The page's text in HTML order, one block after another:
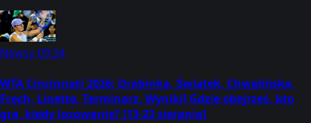
Newsy09:34
WTA Cincinnati 2026: Drabinka, Świątek, Chwalińska,
Fręch, Linette, Terminarz, Wyniki! Gdzie obejrzeć, kto
gra, kiedy losowanie? [13-23 sierpnia]